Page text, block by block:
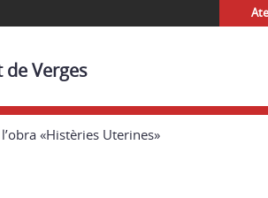
Verges
«Histèries Uterines»